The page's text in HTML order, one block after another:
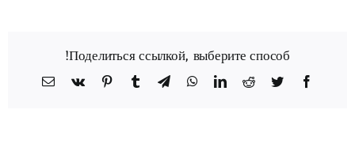
Поделиться ссылкой, выберите способ!
Facebook
Twitter
Reddit
LinkedIn
WhatsApp
Telegram
Tumblr
Pinterest
Vk
כתובת